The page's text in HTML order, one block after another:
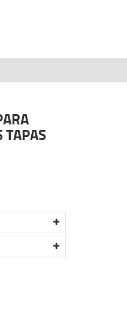
TAPAS
CUADRO TRES